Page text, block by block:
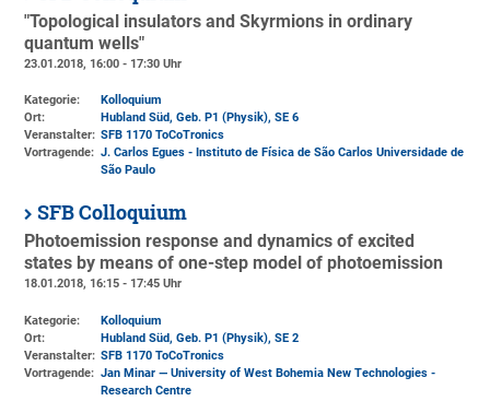
"Topological insulators and Skyrmions in ordinary
quantum wells"
23.01.2018, 16:00 - 17:30 Uhr
Kategorie:
Kolloquium
Ort:
Hubland Süd, Geb. P1 (Physik), SE 6
Veranstalter: SFB 1170 ToCoTronics
Vortragende: J. Carlos Egues - Instituto de Física de São Carlos Universidade de
São Paulo
SFB Colloquium
Photoemission response and dynamics of excited
states by means of one-step model of photoemission
18.01.2018, 16:15 - 17:45 Uhr
Kategorie:
Kolloquium
Ort:
Hubland Süd, Geb. P1 (Physik), SE 2
Veranstalter: SFB 1170 ToCoTronics
Vortragende: Jan Minar — University of West Bohemia New Technologies -
Research Centre